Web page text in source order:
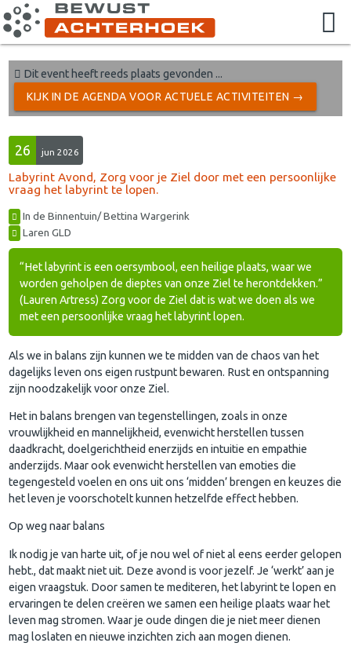
Dit event heeft reeds plaats gevonden ...
KIJK IN DE AGENDA VOOR ACTUELE ACTIVITEITEN →
26 jun 2026
Labyrint Avond, Zorg voor je Ziel door met een persoonlijke
vraag het labyrint te lopen.
In de Binnentuin/ Bettina Wargerink
Laren GLD
“Het labyrint is een oersymbool, een heilige plaats, waar we
worden geholpen de dieptes van onze Ziel te herontdekken.”
(Lauren Artress) Zorg voor de Ziel dat is wat we doen als we
met een persoonlijke vraag het labyrint lopen.
Als we in balans zijn kunnen we te midden van de chaos van het
dagelijks leven ons eigen rustpunt bewaren. Rust en ontspanning
zijn noodzakelijk voor onze Ziel.
Het in balans brengen van tegenstellingen, zoals in onze
vrouwlijkheid en mannelijkheid, evenwicht herstellen tussen
daadkracht, doelgerichtheid enerzijds en intuitie en empathie
anderzijds. Maar ook evenwicht herstellen van emoties die
tegengesteld voelen en ons uit ons ‘midden’ brengen en keuzes die
het leven je voorschotelt kunnen hetzelfde effect hebben.
Op weg naar balans
Ik nodig je van harte uit, of je nou wel of niet al eens eerder gelopen
hebt., dat maakt niet uit. Deze avond is voor jezelf. Je ‘werkt’ aan je
eigen vraagstuk. Door samen te mediteren, het labyrint te lopen en
ervaringen te delen creëren we samen een heilige plaats waar het
leven mag stromen. Waar je oude dingen die je niet meer dienen
mag loslaten en nieuwe inzichten zich aan mogen dienen.